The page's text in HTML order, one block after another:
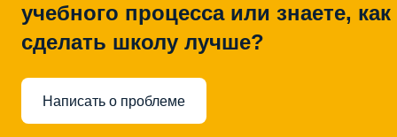
учебного процесса или знаете, как
сделать школу лучше?
Написать о проблеме